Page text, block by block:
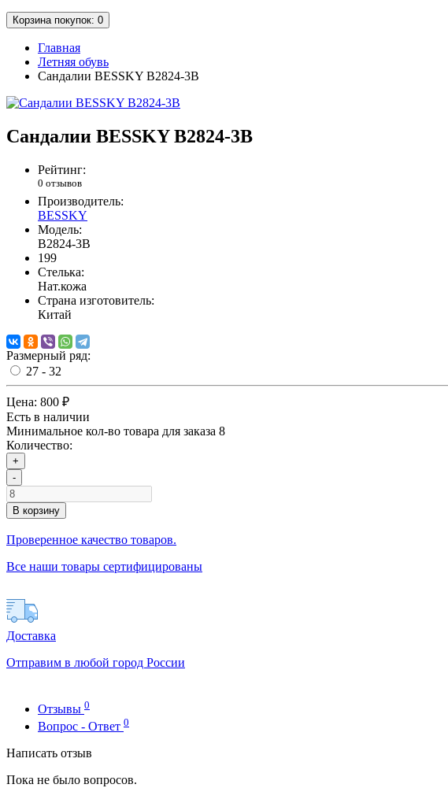
Корзинапокупок: 0
Главная
Летняя обувь
Сандалии BESSKY B2824-3B
Сандалии BESSKY B2824-3B
Рейтинг:
0 отзывов
Производитель:
BESSKY
Модель:
B2824-3B
199
Стелька:
Нат.кожа
Страна изготовитель:
Китай
Размерный ряд:
27 - 32
Цена: 800 ₽
Есть в наличии
Минимальное кол-во товара для заказа 8
Количество:
+
-
В корзину
Проверенное качество товаров.
Все наши товары сертифицированы
Доставка
Отправим в любой город России
Отзывы 0
Вопрос - Ответ 0
Написать отзыв
Пока не было вопросов.